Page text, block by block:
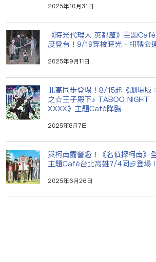
2025年10月31日
《時光代理人 英都篇》主題Café
度登台！9/19穿梭時光、扭轉命運
2025年9月11日
北高同步登場！8/15起《劇場版 歌
之☆王子殿下♪ TABOO NIGHT
XXXX》主題Café降臨
2025年8月7日
與柯南露營趣！《名偵探柯南》全
主題Café台北高雄7/4同步登場！
2025年6月26日